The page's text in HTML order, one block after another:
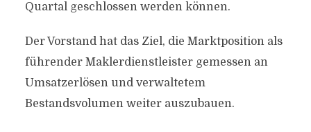
Quartal geschlossen werden können.
Der Vorstand hat das Ziel, die Marktposition als
führender Maklerdienstleister gemessen an
Umsatzerlösen und verwaltetem
Bestandsvolumen weiter auszubauen.